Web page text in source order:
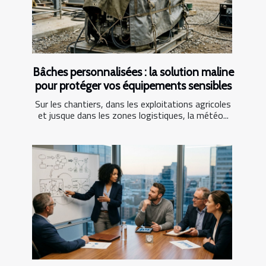
Bâches personnalisées : la solution maline
pour protéger vos équipements sensibles
Sur les chantiers, dans les exploitations agricoles
et jusque dans les zones logistiques, la météo...